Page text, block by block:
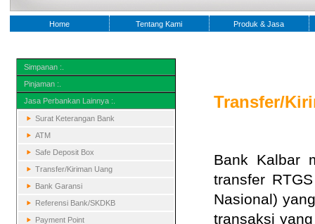
Home Tentang Kami Produk & Jasa
Simpanan :.
Pinjaman :.
Jasa Perbankan Lainnya :.
Surat Keterangan Bank
ATM
Safe Deposit Box
Transfer/Kiriman Uang
Bank Garansi
Referensi Bank/SKDKB
Payment Point
Transfer/
Bank Kalbar
transfer
Nasional)
transaksi